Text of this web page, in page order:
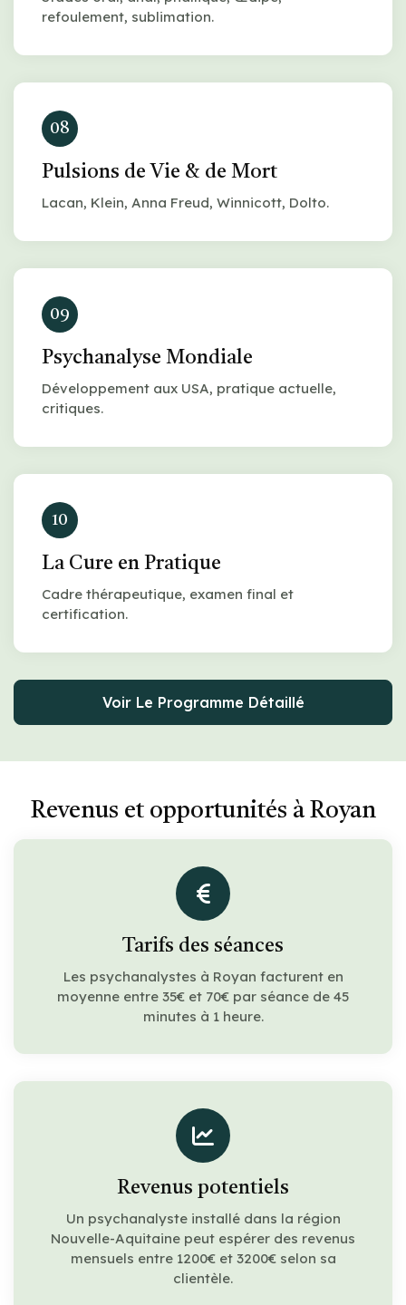
refoulement, sublimation.
08
Pulsions de Vie & de Mort
Lacan, Klein, Anna Freud, Winnicott, Dolto.
09
Psychanalyse Mondiale
Développement aux USA, pratique actuelle,
critiques.
10
La Cure en Pratique
Cadre thérapeutique, examen final et
certification.
Voir Le Programme Détaillé
Revenus et opportunités à Royan
Tarifs des séances
Les psychanalystes à Royan facturent en
moyenne entre 35€ et 70€ par séance de 45
minutes à 1 heure.
Revenus potentiels
Un psychanalyste installé dans la région
Nouvelle-Aquitaine peut espérer des revenus
mensuels entre 1200€ et 3200€ selon sa
clientèle.